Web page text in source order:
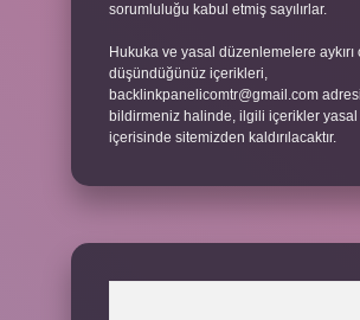
sorumluluğu kabul etmiş sayılırlar.
Hukuka ve yasal düzenlemelere
düşündüğünüz içerikleri,
backlinkpanelicomtr@gmail.com
bildirmeniz halinde, ilgili içerikler yasal
içerisinde sitemizden kaldırılacaktır.